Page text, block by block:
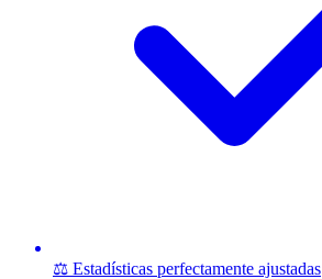
⚖️ Estadísticas perfectamente ajustadas